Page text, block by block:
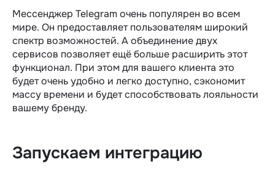
Мессенджер Telegram очень популярен во всем
мире. Он предоставляет пользователям широкий
спектр возможностей. А объединение двух
сервисов позволяет ещё больше расширить этот
функционал. При этом для вашего клиента это
будет очень удобно и легко доступно, сэкономит
массу времени и будет способствовать лояльности
вашему бренду.
Запускаем интеграцию